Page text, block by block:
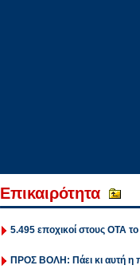
Επικαιρότητα
5.495 εποχικοί στους ΟΤΑ
ΠΡΟΣ ΒΟΛΗ: Πάει κι αυτή η